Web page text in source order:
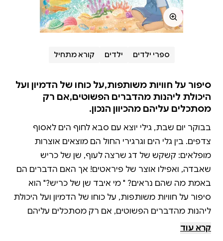
ספרי ילדים ילדים קורא מתחיל
סיפור על חוויות משותפות,על כוחו של הדמיון ועל
היכולת ליהנות מהדברים הפשוטים,אם רק
מסתכלים עליהם מהכיוון הנכון.
בבוקר יום שבת, גילי יוצא עם סבא לחוף הים לאסוף
צדפים. בין גלי הים וגרגירי החול הם מוצאים אוצרות
מופלאים: קשקש של דג שרצה לעוף, שן של כריש
שאבדה, ואפילו אוצר של פיראטים! אך האם הדברים הם
באמת מה שהם נראים? " מי איבד שן של כריש?" הוא
סיפור על חוויות משותפות, על כוחו של הדמיון ועל היכולת
ליהנות מהדברים הפשוטים, אם רק מסתכלים עליהם
קרא עוד